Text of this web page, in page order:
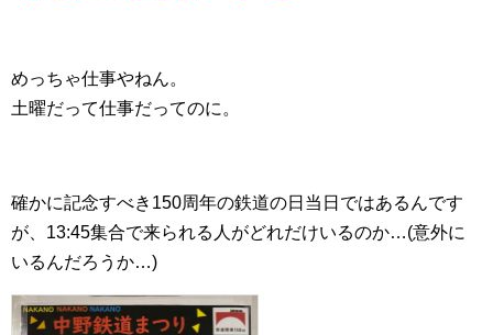
めっちゃ仕事やねん。
土曜だって仕事だってのに。
確かに記念すべき150周年の鉄道の日当日ではあるんです
が、13:45集合で来られる人がどれだけいるのか…(意外に
いるんだろうか…)